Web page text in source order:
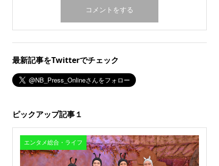
最新記事をTwitterでチェック
ピックアップ記事１
エンタメ総合・ライフ